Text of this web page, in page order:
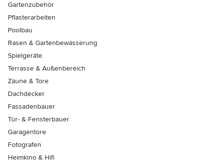
Gartenzubehör
Pflasterarbeiten
Poolbau
Rasen & Gartenbewässerung
Spielgeräte
Terrasse & Außenbereich
Zäune & Tore
Dachdecker
Fassadenbauer
Tür- & Fensterbauer
Garagentore
Fotografen
Heimkino & Hifi